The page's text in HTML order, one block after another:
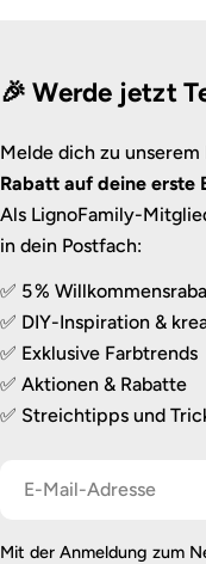
🎉 Werde jetzt
Melde dich zu
Rabatt auf deine erste
Als LignoFamily-
in dein Postfach:
✅ 5 %
✅ DIY-Inspiration &
✅ Exklusive Farbtrends
✅ Aktionen & Rabatte
✅ Streichtipps und
Mit der Anmeldung zum